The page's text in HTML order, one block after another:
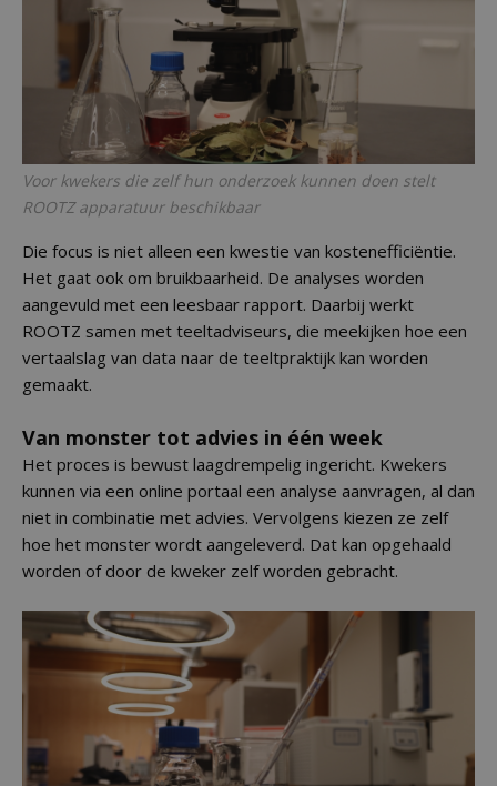
Voor kwekers die zelf hun onderzoek kunnen doen stelt
ROOTZ apparatuur beschikbaar
Die focus is niet alleen een kwestie van kostenefficiëntie.
Het gaat ook om bruikbaarheid. De analyses worden
aangevuld met een leesbaar rapport. Daarbij werkt
ROOTZ samen met teeltadviseurs, die meekijken hoe een
vertaalslag van data naar de teeltpraktijk kan worden
gemaakt.
Van monster tot advies in één week
Het proces is bewust laagdrempelig ingericht. Kwekers
kunnen via een online portaal een analyse aanvragen, al dan
niet in combinatie met advies. Vervolgens kiezen ze zelf
hoe het monster wordt aangeleverd. Dat kan opgehaald
worden of door de kweker zelf worden gebracht.